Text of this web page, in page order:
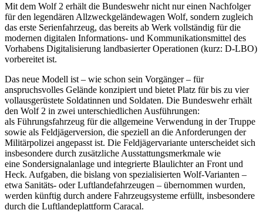
Mit dem Wolf 2 erhält die Bundeswehr nicht nur einen Nachfolger
für den legendären Allzweckgeländewagen Wolf, sondern zugleich
das erste Serienfahrzeug, das bereits ab Werk vollständig für die
modernen digitalen Informations- und Kommunikationsmittel des
Vorhabens Digitalisierung landbasierter Operationen (kurz: D-LBO)
vorbereitet ist.
Das neue Modell ist – wie schon sein Vorgänger – für
anspruchsvolles Gelände konzipiert und bietet Platz für bis zu vier
vollausgerüstete Soldatinnen und Soldaten. Die Bundeswehr erhält
den Wolf 2 in zwei unterschiedlichen Ausführungen:
als Führungsfahrzeug für die allgemeine Verwendung in der Truppe
sowie als Feldjägerversion, die speziell an die Anforderungen der
Militärpolizei angepasst ist. Die Feldjägervariante unterscheidet sich
insbesondere durch zusätzliche Ausstattungsmerkmale wie
eine Sondersignalanlage und integrierte Blaulichter an Front und
Heck. Aufgaben, die bislang von spezialisierten Wolf-Varianten –
etwa Sanitäts- oder Luftlandefahrzeugen – übernommen wurden,
werden künftig durch andere Fahrzeugsysteme erfüllt, insbesondere
durch die Luftlandeplattform Caracal.